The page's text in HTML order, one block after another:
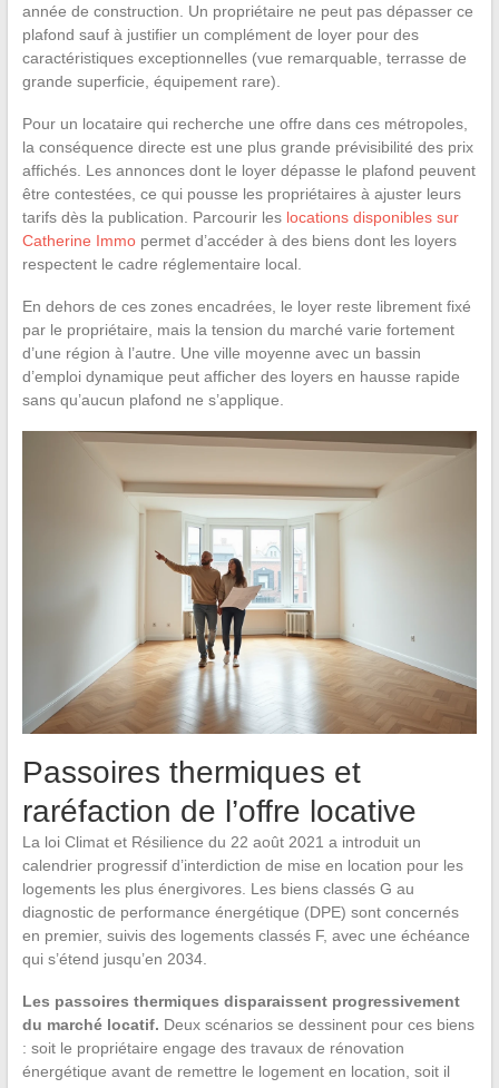
année de construction. Un propriétaire ne peut pas dépasser ce
plafond sauf à justifier un complément de loyer pour des
caractéristiques exceptionnelles (vue remarquable, terrasse de
grande superficie, équipement rare).
Pour un locataire qui recherche une offre dans ces métropoles,
la conséquence directe est une plus grande prévisibilité des prix
affichés. Les annonces dont le loyer dépasse le plafond peuvent
être contestées, ce qui pousse les propriétaires à ajuster leurs
tarifs dès la publication. Parcourir les locations disponibles sur
Catherine Immopermet d’accéder à des biens dont les loyers
respectent le cadre réglementaire local.
En dehors de ces zones encadrées, le loyer reste librement fixé
par le propriétaire, mais la tension du marché varie fortement
d’une région à l’autre. Une ville moyenne avec un bassin
d’emploi dynamique peut afficher des loyers en hausse rapide
sans qu’aucun plafond ne s’applique.
Passoires thermiques et
raréfaction de l’offre locative
La loi Climat et Résilience du 22 août 2021 a introduit un
calendrier progressif d’interdiction de mise en location pour les
logements les plus énergivores. Les biens classés G au
diagnostic de performance énergétique (DPE) sont concernés
en premier, suivis des logements classés F, avec une échéance
qui s’étend jusqu’en 2034.
Les passoires thermiques disparaissent progressivement
du marché locatif. Deux scénarios se dessinent pour ces biens
: soit le propriétaire engage des travaux de rénovation
énergétique avant de remettre le logement en location, soit il